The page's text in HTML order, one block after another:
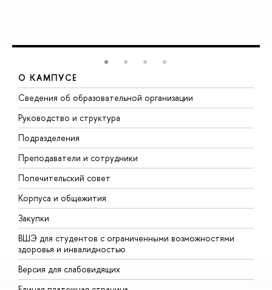
О КАМПУСЕ
Сведения об образовательной организации
Руководство и структура
Подразделения
Преподаватели и сотрудники
Попечительский совет
Корпуса и общежития
Закупки
ВШЭ для студентов с ограниченными возможностями
здоровья и инвалидностью
Версия для слабовидящих